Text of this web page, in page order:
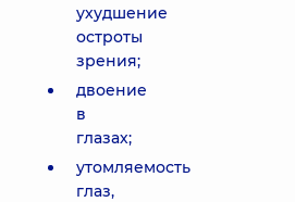
ухудшение
остроты
зрения;
двоение
в
глазах;
утомляемость
глаз,